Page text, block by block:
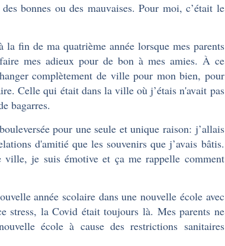
bonnes ou des mauvaises. Pour moi, c’était le
fin de ma quatrième année lorsque mes parents
mes adieux pour de bon à mes amies. À ce
complètement de ville pour mon bien, pour
Celle qui était dans la ville où j’étais n'avait pas
bagarres.
pour une seule et unique raison: j’allais
d'amitié que les souvenirs que j’avais bâtis.
ville, je suis émotive et ça me rappelle comment
année scolaire dans une nouvelle école avec
stress, la Covid était toujours là. Mes parents ne
école à cause des restrictions sanitaires